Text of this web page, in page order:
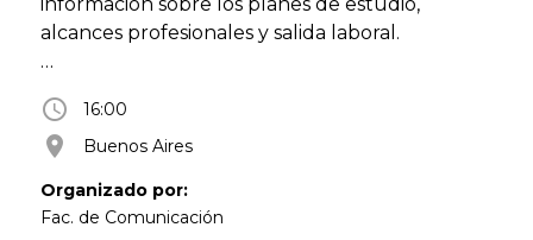
alcances profesionales y salida laboral.
Aires (Lima 757, CABA)
access_time 16:00
room Buenos Aires
Organizado por:
Fac. de Comunicación